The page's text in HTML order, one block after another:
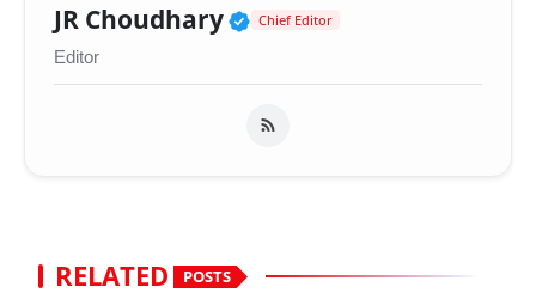
JR Choudhary Verified Public Figure
Chief Editor
Editor
RELATED POSTS